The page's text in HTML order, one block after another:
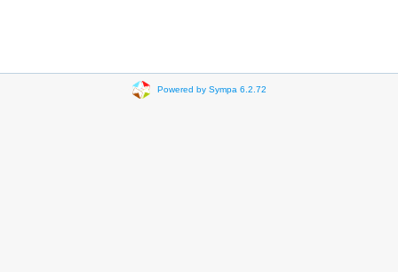
Powered by Sympa 6.2.72